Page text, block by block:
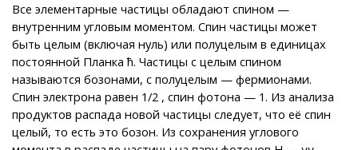
Все элементарные частицы обладают спином —
внутренним угловым моментом. Спин частицы может
быть целым (включая нуль) или полуцелым в единицах
постоянной Планка ћ. Частицы с целым спином
называются бозонами, с полуцелым — фермионами.
Спин электрона равен 1/2 , спин фотона — 1. Из анализа
продуктов распада новой частицы следует, что её спин
целый, то есть это бозон. Из сохранения углового